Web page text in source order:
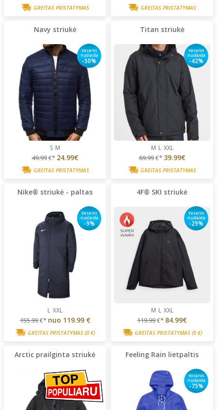
GREITAS PRISTATYMAS GREITAS PRISTATYMAS
Navy striukė
Vasaros
nuolaida
-50%
S M
49.99€* 24.99€
GREITAS PRISTATYMAS
Titan striukė
Vasaros
nuolaida
-42%
M L XXL
69.99€* 39.99€
GREITAS PRISTATYMAS
Nike® striukė - paltas
Vasaros
nuolaida
-9%
L XXL
155.99€* nuo 119.99 €
GREITAS PRISTATYMAS (0 €)
4F® SKI striukė
Vasaros
nuolaida
-29%
M L XXL
119.99€* 84.99€
GREITAS PRISTATYMAS (0 €)
Arctic prailginta striukė Feeling Rain lietpaltis
Vasaros
nuolaida
-75%